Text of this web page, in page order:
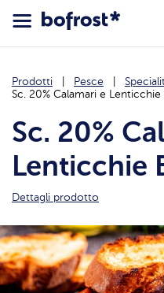
Prodotti Pesce
Sc. 20% Calamari e Lenticchie
Sc. 20%
Lenticchie
Dettagli prodotto